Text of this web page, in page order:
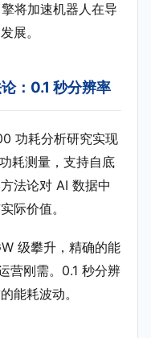
将加速机器人在导
展。
：0.1 秒分辨率
功耗分析研究实现
耗测量，支持自底
法论对 AI 数据中
际价值。
级攀升，精确的能
营刚需。0.1 秒分辨
能耗波动。